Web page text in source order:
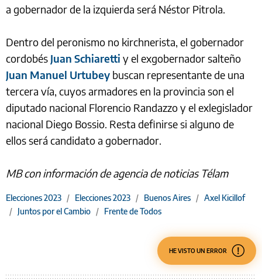
a gobernador de la izquierda será Néstor Pitrola.
Dentro del peronismo no kirchnerista, el gobernador
cordobés Juan Schiaretti y el exgobernador salteño
Juan Manuel Urtubey buscan representante de una
tercera vía, cuyos armadores en la provincia son el
diputado nacional Florencio Randazzo y el exlegislador
nacional Diego Bossio. Resta definirse si alguno de
ellos será candidato a gobernador.
MB con información de agencia de noticias Télam
Elecciones 2023 / Elecciones 2023 / Buenos Aires / Axel Kicillof
/ Juntos por el Cambio / Frente de Todos
HE VISTO UN ERROR